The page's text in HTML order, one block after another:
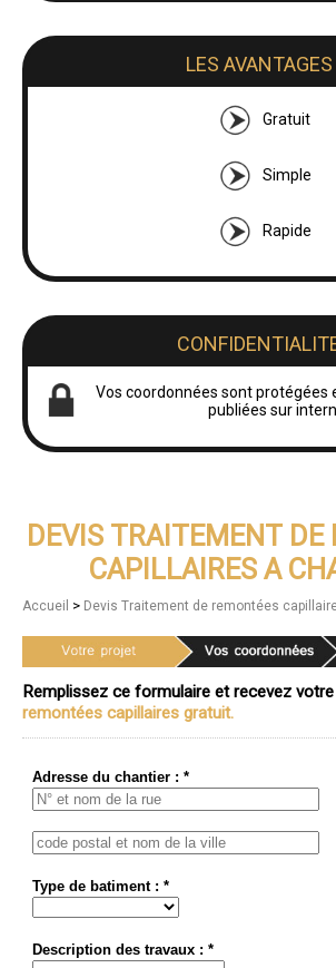
LES AVANTAGES
Gratuit
Simple
Rapide
Vos coordonnées sont protégées
publiées sur
DEVIS TRAITEMENT DE
CAPILLAIRES A
Accueil > Devis Traitement de remontées
Remplissez ce formulaire et recevez votre
remontées capillaires gratuit.
Adresse du chantier : *
Type de batiment : *
Description des travaux : *